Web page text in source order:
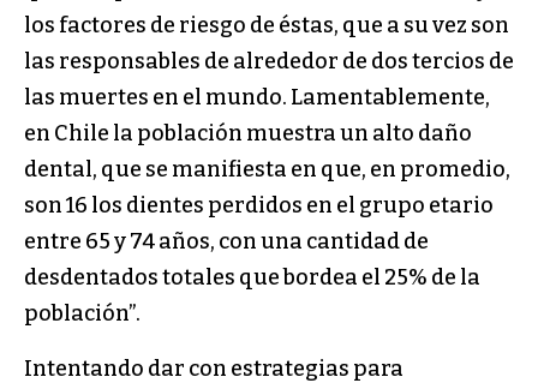
los factores de riesgo de éstas, que a su vez son
las responsables de alrededor de dos tercios de
las muertes en el mundo. Lamentablemente,
en Chile la población muestra un alto daño
dental, que se manifiesta en que, en promedio,
son 16 los dientes perdidos en el grupo etario
entre 65 y 74 años, con una cantidad de
desdentados totales que bordea el 25% de la
población”.
Intentando dar con estrategias para